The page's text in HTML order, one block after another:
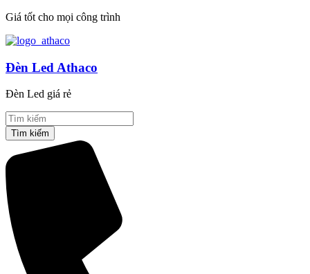
Giá tốt cho mọi công trình
Đèn Led Athaco
Đèn Led giá rẻ